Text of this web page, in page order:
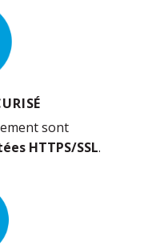
sont
HTTPS/SSL.